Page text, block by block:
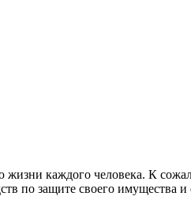
жизни каждого человека. К
по защите своего